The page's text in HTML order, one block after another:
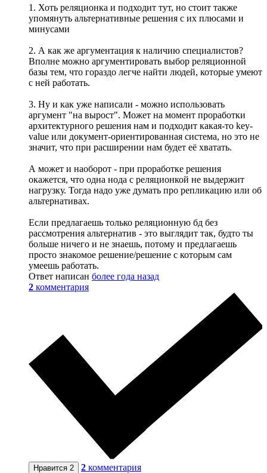
1. Хоть реляционка и подходит тут, но стоит также
упомянуть альтернативные решения с их плюсами и
минусами
2. А как же аргументация к наличию специалистов?
Вполне можно аргументировать выбор реляционной
базы тем, что гораздо легче найти людей, которые умеют
с ней работать.
3. Ну и как уже написали - можно использовать
аргумент "на вырост". Может на момент проработки
архитектурного решения нам и подходит какая-то key-
value или документ-ориентированная система, но это не
значит, что при расширении нам будет её хватать.
А может и наоборот - при проработке решения
окажется, что одна нода с реляционкой не выдержит
нагрузку. Тогда надо уже думать про репликацию или об
альтернативах.
Если предлагаешь только реляционную бд без
рассмотрения альтернатив - это выглядит так, будто ты
больше ничего и не знаешь, потому и предлагаешь
просто знакомое решение/решение с которым сам
умеешь работать.
Ответ написан более года назад
2 комментария
Нравится 2 2 комментария